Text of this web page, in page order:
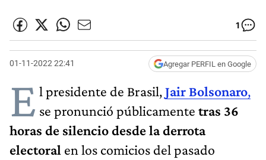
1
01-11-2022 22:41 Agregar PERFIL en Google
E l presidente de Brasil,Jair Bolsonaro,
se pronunció públicamente tras 36
horas de silencio desde la derrota
electoral en los comicios del pasado